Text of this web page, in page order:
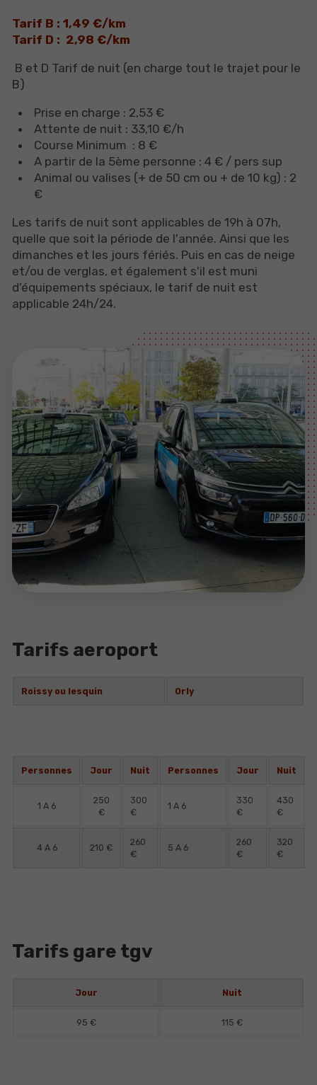
Tarif B : 1,49 €/km
Tarif D : 2,98 €/km
B et D Tarif de nuit (en charge tout le trajet pour le
B)
Prise en charge : 2,53 €
Attente de nuit : 33,10 €/h
Course Minimum : 8 €
A partir de la 5ème personne : 4 € / pers sup
Animal ou valises (+ de 50 cm ou + de 10 kg) : 2
€
Les tarifs de nuit sont applicables de 19h à 07h,
quelle que soit la période de l'année. Ainsi que les
dimanches et les jours fériés. Puis en cas de neige
et/ou de verglas, et également s'il est muni
d'équipements spéciaux, le tarif de nuit est
applicable 24h/24.
Tarifs aeroport
Roissy ou lesquin Orly
Personnes Jour Nuit Personnes Jour Nuit
1 A 6
250
€
300
€
1 A 6
330
€
430
€
4 A 6 210 €
260
€
5 A 6
260
€
320
€
Tarifs gare tgv
Jour Nuit
95 € 115 €